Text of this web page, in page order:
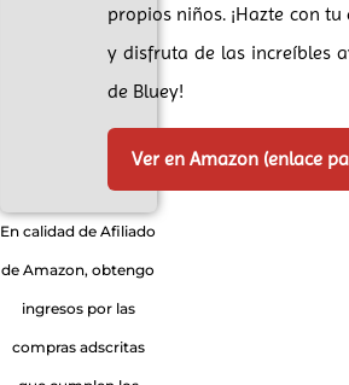
propios niños. ¡Hazte con
y disfruta de las increíbles
de Bluey!
Ver en Amazon (enlace
En calidad de Afiliado
de Amazon, obtengo
ingresos por las
compras adscritas